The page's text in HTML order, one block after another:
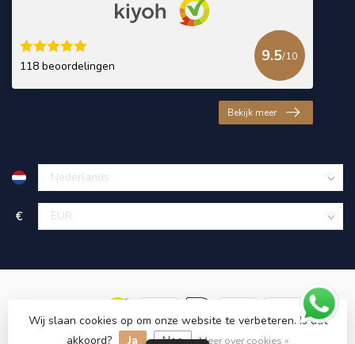
118 beoordelingen
9.5/10
Bekijk meer
€
© Copyright 2026 KING Microschroeven
Wij slaan cookies op om onze website te verbeteren. Is dat
akkoord?
Ja Nee Meer over cookies »